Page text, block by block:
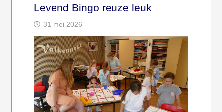
Levend Bingo reuze leuk
31 mei 2026